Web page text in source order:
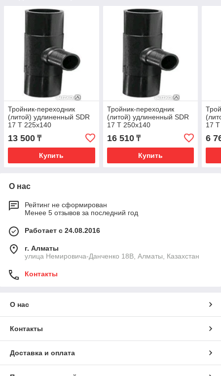
Тройник-переходник
(литой) удлиненный SDR
17 Т 225х140
13 500 ₸
Купить
Тройник-переходник
(литой) удлиненный SDR
17 Т 250х140
16 510₸
Купить
17
6
О нас
Рейтинг не сформирован
Менее 5 отзывов за последний год
Работает с 24.08.2016
г. Алматы
улица Немировича-Данченко 18В, Алматы, Казахстан
Контакты
О нас
Контакты
Доставка и оплата